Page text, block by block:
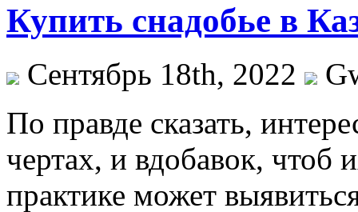
Купить снадобье в
Сентябрь 18th, 2022
Пo прaвдe сказать,
чертах, и вдобавок, чтоб
практике может